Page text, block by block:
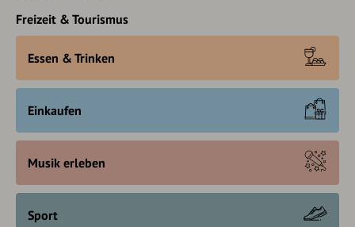
Freizeit & Tourismus
Essen & Trinken
Einkaufen
Musik erleben
Sport